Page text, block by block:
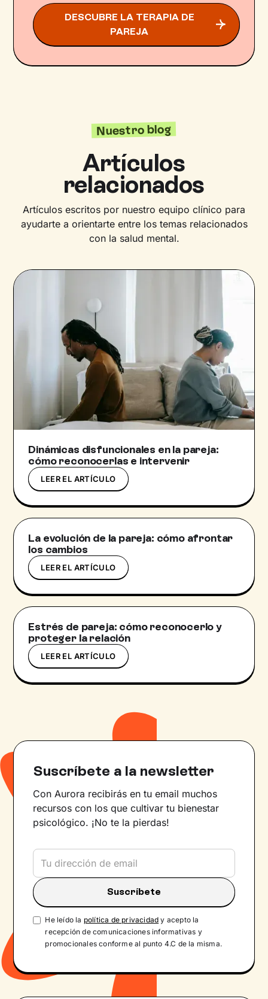
DESCUBRE LA TERAPIA DE
PAREJA
Nuestro blog
Artículos
relacionados
Artículos escritos por nuestro equipo clínico para
ayudarte a orientarte entre los temas relacionados
con la salud mental.
Dinámicas disfuncionales en la pareja:
cómo reconocerlas e intervenir
LEER EL ARTÍCULO
La evolución de la pareja: cómo afrontar
los cambios
LEER EL ARTÍCULO
Estrés de pareja: cómo reconocerlo y
proteger la relación
LEER EL ARTÍCULO
Suscríbete a la newsletter
Con Aurora recibirás en tu email muchos
recursos con los que cultivar tu bienestar
psicológico. ¡No te la pierdas!
He leído la política de privacidad y acepto la
recepción de comunicaciones informativas y
promocionales conforme al punto 4.C de la misma.